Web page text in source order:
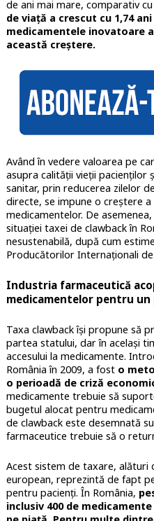
de ani mai mare, comparativ
de viață a crescut cu 1,74
medicamentele inovatoare
această creștere.
Având în vedere valoarea pe
asupra calității vieții pacienților
sanitar, prin reducerea zilelor
directe, se impune o creștere
medicamentelor. De
situației taxei de clawback în
nesustenabilă, după cum
Producătorilor Internaționali de
Industria farmaceutică
medicamentelor pentru un
Taxa clawback își propune să
partea statului, dar în același
accesului la medicamente.
România în 2009, a fosto
o perioadă de criză
medicamente trebuie să
bugetul alocat pentru
de clawback este desemnată
farmaceutice trebuie să o
Acest sistem de taxare, alături
european, reprezintă de fapt
pentru pacienți. În România,
inclusiv 400 de